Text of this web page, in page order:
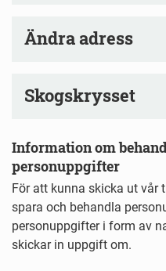
Ändra adress
Skogskrysset
Information om
personuppgifter
För att kunna skicka ut vår
spara och behandla
personuppgifter i form av
skickar in uppgift om.